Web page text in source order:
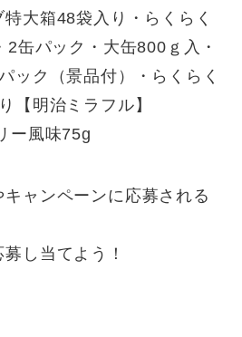
特大箱48袋入り・らくらく
缶パック・大缶800ｇ入・
ック（景品付）・らくらく
【明治ミラフル】
ー風味75g
ャンペーンに応募される
し当てよう！